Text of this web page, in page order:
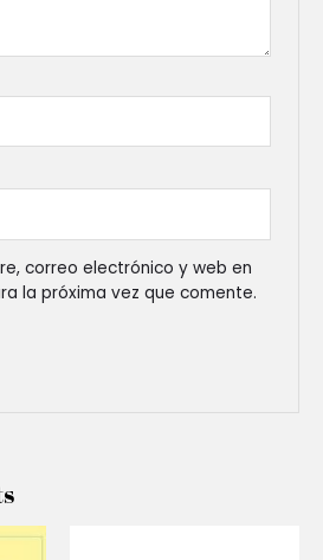
correo electrónico y web en
la próxima vez que comente.